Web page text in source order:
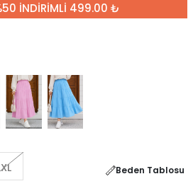
İNDİRİMLİ 499.00 ₺
XL Beden Tablosu